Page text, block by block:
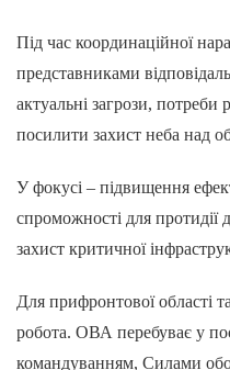
Під час координаційної
представниками
актуальні загрози, потреби
посилити захист неба над
У фокусі – підвищення
спроможності для протидії
захист критичної
Для прифронтової області
робота. ОВА перебуває у
командуванням, Силами